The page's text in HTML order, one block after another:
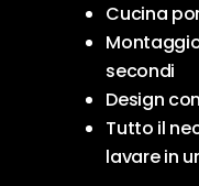
Cucina
secondi
Design
Tutto il
lavare in